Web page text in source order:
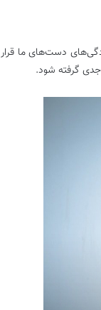
دست‌های ما قرار
جدی گرفته شود.